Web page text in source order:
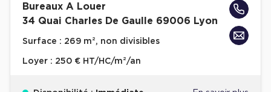
Bureaux A Louer
34 Quai Charles De Gaulle 69006 Lyon
Surface : 269 m², non divisibles
Loyer : 250 € HT/HC/m²/an